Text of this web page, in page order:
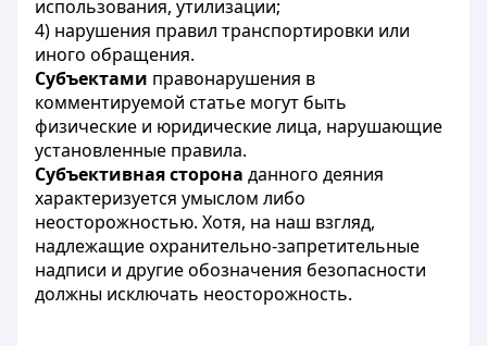
использования, утилизации;
4) нарушения правил транспортировки или
иного обращения.
Субъектами правонарушения в
комментируемой статье могут быть
физические и юридические лица, нарушающие
установленные правила.
Субъективная сторона данного деяния
характеризуется умыслом либо
неосторожностью. Хотя, на наш взгляд,
надлежащие охранительно-запретительные
надписи и другие обозначения безопасности
должны исключать неосторожность.